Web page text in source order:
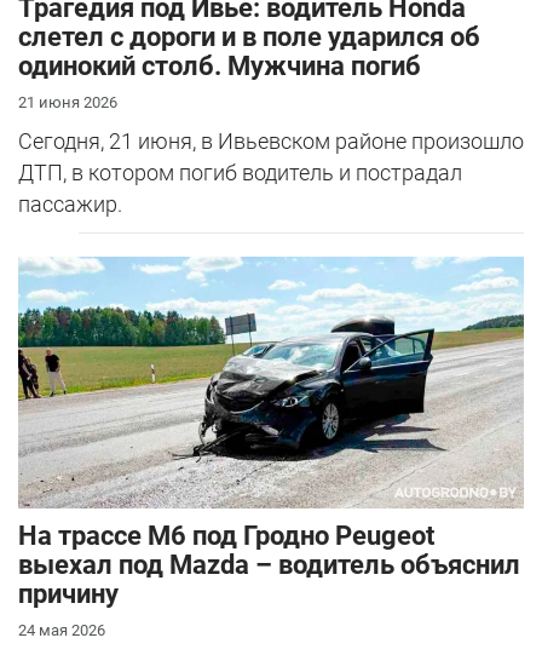
Трагедия под Ивье: водитель Honda
слетел с дороги и в поле ударился об
одинокий столб. Мужчина погиб
21 июня 2026
Сегодня, 21 июня, в Ивьевском районе произошло
ДТП, в котором погиб водитель и пострадал
пассажир.
На трассе М6 под Гродно Peugeot
выехал под Mazda – водитель объяснил
причину
24 мая 2026